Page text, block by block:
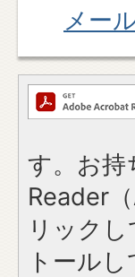
メー
す。お持
Reader
リック
トールし